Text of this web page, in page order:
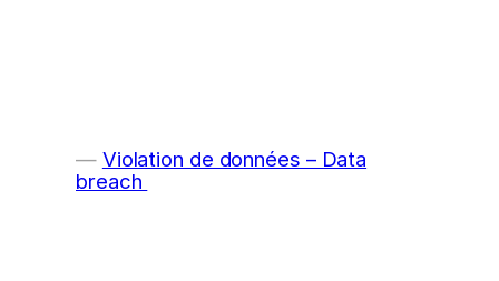
Violation de données – Data
breach